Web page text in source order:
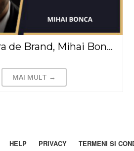
Arhitectura de Brand, Mihai Bonca(2022)
MAI MULT →
HELP PRIVACY TERMENI SI